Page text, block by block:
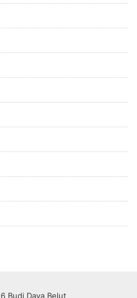
Budi Daya Belut